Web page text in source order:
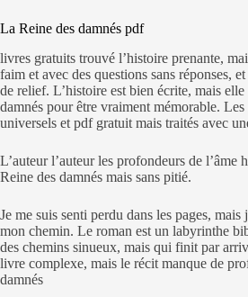
La Reine des damnés pdf
livres gratuits trouvé l’histoire prenante,
faim et avec des questions sans réponses,
de relief. L’histoire est bien écrite, mais
damnés pour être vraiment mémorable. Les
universels et pdf gratuit mais traités avec
L’auteur l’auteur les profondeurs de l’âme
Reine des damnés mais sans pitié.
Je me suis senti perdu dans les pages,
mon chemin. Le roman est un labyrinthe
des chemins sinueux, mais qui finit par
livre complexe, mais le récit manque de
damnés